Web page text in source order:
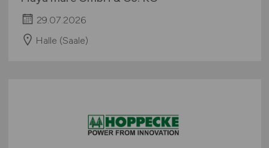
29.07.2026
Halle (Saale)